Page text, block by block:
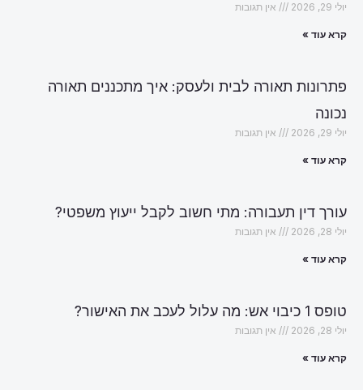
יולי 29, 2026 אין תגובות
קרא עוד »
פתרונות תאורה לבית ולעסק: איך מתכננים תאורה
נכונה
יולי 29, 2026 אין תגובות
קרא עוד »
עורך דין תעבורה: מתי חשוב לקבל ייעוץ משפטי?
יולי 28, 2026 אין תגובות
קרא עוד »
טופס 1 כיבוי אש: מה עלול לעכב את האישור?
יולי 28, 2026 אין תגובות
קרא עוד »